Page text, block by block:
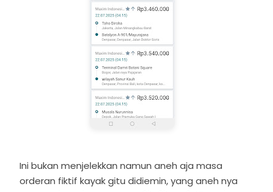
Ini bukan menjelekkan namun aneh aja masa
orderan fiktif kayak gitu didiemin, yang aneh nya